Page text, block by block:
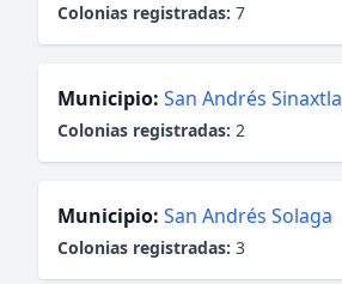
Colonias registradas: 7
Municipio: San Andrés Sinaxtla
Colonias registradas: 2
Municipio: San Andrés Solaga
Colonias registradas: 3